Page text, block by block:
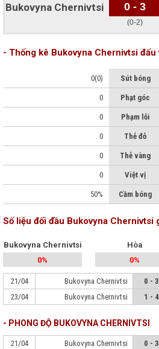
Bukovyna Chernivtsi 0 - 3
(0-2)
- Thống kê Bukovyna Chernivtsi đấu
0(0) Sút bóng
0 Phạt góc
0 Phạm lỗi
0 Thẻ đỏ
0 Thẻ vàng
0 Việt vị
50% Cầm bóng
Số liệu đối đầu Bukovyna Chernivtsi
Bukovyna Chernivtsi
0%
Hòa
0%
21/04 Bukovyna Chernivtsi 0 - 3
23/04
Bukovyna Chernivtsi 1 - 4
- PHONG ĐỘ BUKOVYNA CHERNIVTSI
21/04 Bukovyna Chernivtsi 0 - 3